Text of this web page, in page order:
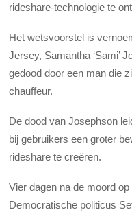
rideshare-technologie te
Het wetsvoorstel is
Jersey, Samantha ‘Sami’
gedood door een man die
chauffeur.
De dood van Josephson
bij gebruikers een groter
rideshare te creëren.
Vier dagen na de moord
Democratische politicus